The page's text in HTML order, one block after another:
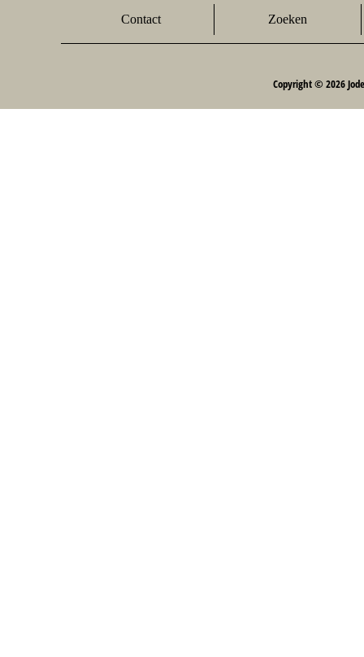
Contact Zoeken
Copyright © 2026